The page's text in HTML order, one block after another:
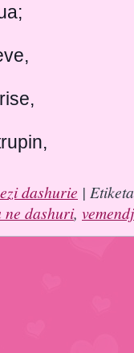
dashurie |
ne dashuri,